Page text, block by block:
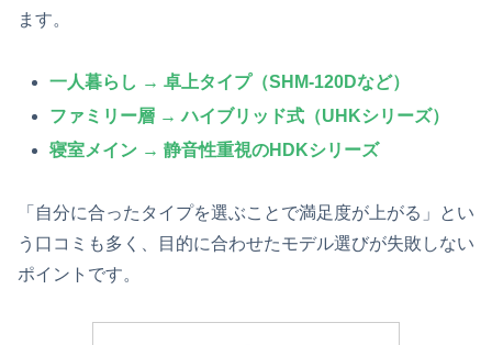
ます。
一人暮らし → 卓上タイプ（SHM-120Dなど）
ファミリー層 → ハイブリッド式（UHKシリーズ）
寝室メイン → 静音性重視のHDKシリーズ
「自分に合ったタイプを選ぶことで満足度が上がる」とい
う口コミも多く、目的に合わせたモデル選びが失敗しない
ポイントです。